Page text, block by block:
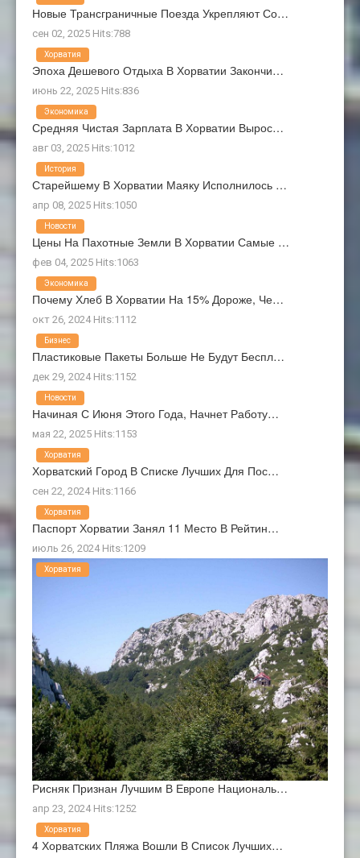
Новые Трансграничные Поезда Укрепляют Со…
сен 02, 2025 Hits:788
Эпоха Дешевого Отдыха В Хорватии Закончи…
июнь 22, 2025 Hits:836
Хорватия
Средняя Чистая Зарплата В Хорватии Вырос…
авг 03, 2025 Hits:1012
Экономика
Старейшему В Хорватии Маяку Исполнилось …
апр 08, 2025 Hits:1050
История
Цены На Пахотные Земли В Хорватии Самые …
фев 04, 2025 Hits:1063
Новости
Почему Хлеб В Хорватии На 15% Дороже, Че…
окт 26, 2024 Hits:1112
Экономика
Пластиковые Пакеты Больше Не Будут Беспл…
дек 29, 2024 Hits:1152
Бизнес
Начиная С Июня Этого Года, Начнет Работу…
мая 22, 2025 Hits:1153
Новости
Хорватский Город В Списке Лучших Для Пос…
сен 22, 2024 Hits:1166
Хорватия
Паспорт Хорватии Занял 11 Место В Рейтин…
июль 26, 2024 Hits:1209
Хорватия
Рисняк Признан Лучшим В Европе Националь…
апр 23, 2024 Hits:1252
Хорватия
4 Хорватских Пляжа Вошли В Список Лучших…
Хорватия